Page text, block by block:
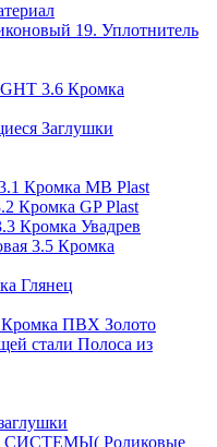
19. Уплотнитель
3.6 Кромка
Заглушки
Кромка MB Plast
Кромка GP Plast
Кромка Увадрев
3.5 Кромка
Глянец
Кромка ПВХ Золото
Полоса из
Роликовые